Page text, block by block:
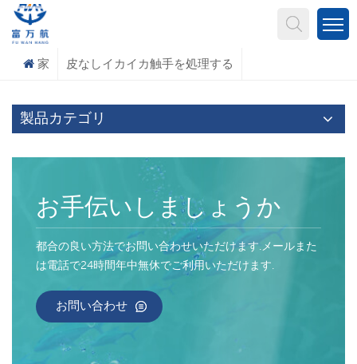
家 皮なしイカイカ触手を処理する
製品カテゴリ
お手伝いしましょうか
都合の良い方法でお問い合わせいただけます.メールまた
は電話で24時間年中無休でご利用いただけます.
お問い合わせ